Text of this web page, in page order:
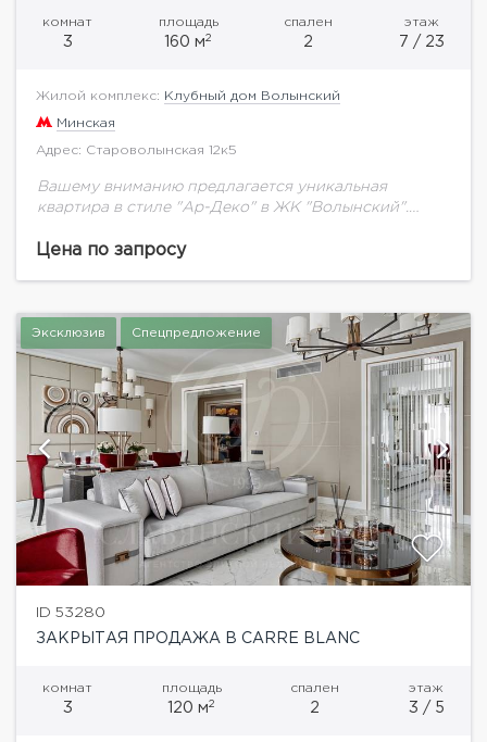
комнат
3
площадь
160 м2
спален
2
этаж
7 / 23
Жилой комплекс: Клубный дом Волынский
Минская
Адрес: Староволынская 12к5
Вашему вниманию предлагается уникальная
квартира в стиле "Ар-Деко" в ЖК "Волынский".
просторный холл, кухня-столовая, гостиная,
Цена по запросу
Эксклюзив Спецпредложение
ID 53280
ЗАКРЫТАЯ ПРОДАЖА В CARRE BLANC
комнат
3
площадь
120 м2
спален
2
этаж
3 / 5